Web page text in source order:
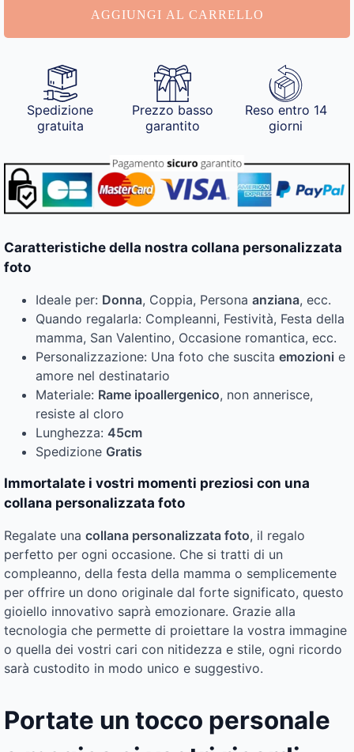
AGGIUNGI AL CARRELLO
Spedizione
gratuita
Prezzo basso
garantito
Reso entro 14
giorni
Caratteristiche della nostra collana personalizzata
foto
Ideale per: Donna, Coppia, Persona anziana, ecc.
Quando regalarla: Compleanni, Festività, Festa della
mamma, San Valentino, Occasione romantica, ecc.
Personalizzazione: Una foto che suscita emozioni e
amore nel destinatario
Materiale: Rame ipoallergenico, non annerisce,
resiste al cloro
Lunghezza: 45cm
Spedizione Gratis
Immortalate i vostri momenti preziosi con una
collana personalizzata foto
Regalate una collana personalizzata foto, il regalo
perfetto per ogni occasione. Che si tratti di un
compleanno, della festa della mamma o semplicemente
per offrire un dono originale dal forte significato, questo
gioiello innovativo saprà emozionare. Grazie alla
tecnologia che permette di proiettare la vostra immagine
o quella dei vostri cari con nitidezza e stile, ogni ricordo
sarà custodito in modo unico e suggestivo.
Portate un tocco personale